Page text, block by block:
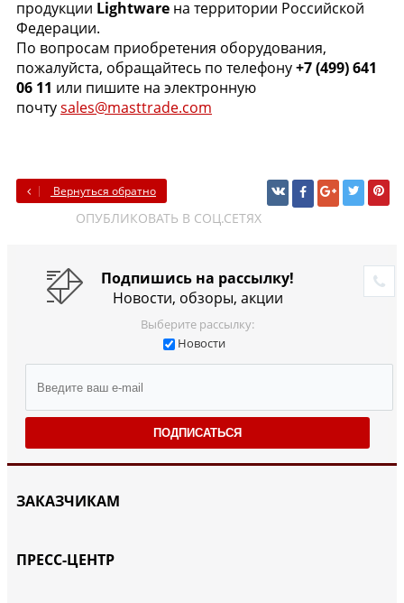
продукции Lightware на территории Российской
Федерации.
По вопросам приобретения оборудования,
пожалуйста, обращайтесь по телефону+7 (499) 641
06 11 или пишите на электронную
почтуsales@masttrade.com
Вернуться обратно
ОПУБЛИКОВАТЬ В СОЦ.СЕТЯХ
Подпишись на рассылку!
Новости, обзоры, акции
Выберите рассылку:
Новости
ПОДПИСАТЬСЯ
ЗАКАЗЧИКАМ
ПРЕСС-ЦЕНТР